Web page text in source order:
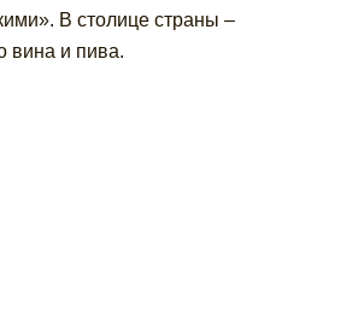
В столице страны –
вина и пива.